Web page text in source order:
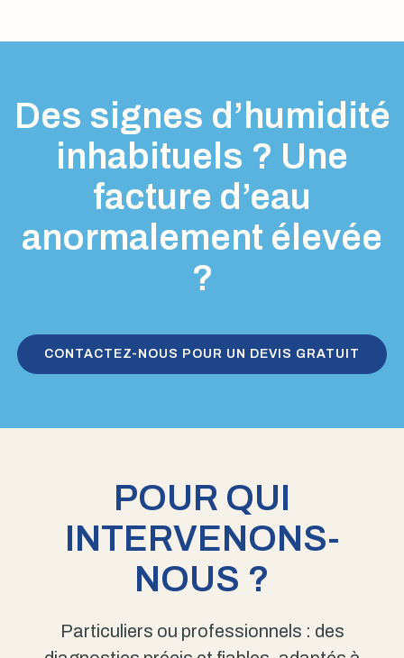
Des signes d’humidité
inhabituels ? Une
facture d’eau
anormalement élevée
?
CONTACTEZ-NOUS POUR UN DEVIS GRATUIT
POUR QUI
INTERVENONS-
NOUS ?
Particuliers ou professionnels : des